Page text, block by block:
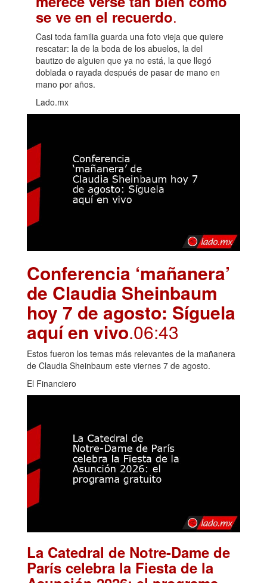
se ve en el recuerdo.
Casi toda familia guarda una foto vieja que quiere
rescatar: la de la boda de los abuelos, la del
bautizo de alguien que ya no está, la que llegó
doblada o rayada después de pasar de mano en
mano por años.
Lado.mx
Conferencia ‘mañanera’
de Claudia Sheinbaum
hoy 7 de agosto: Síguela
aquí en vivo.06:43
Estos fueron los temas más relevantes de la mañanera
de Claudia Sheinbaum este viernes 7 de agosto.
El Financiero
La Catedral de Notre-Dame de
París celebra la Fiesta de la